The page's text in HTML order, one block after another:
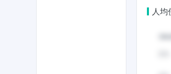
人均